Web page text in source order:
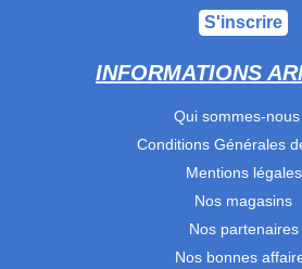
S'inscrire
INFORMATIONS
Qui sommes-
Conditions Générales
Mentions légales
Nos magasins
Nos partenaires
Nos bonnes